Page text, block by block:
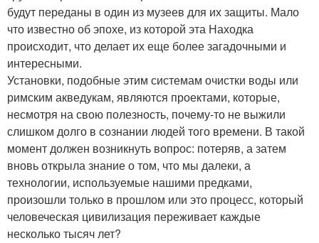
будут переданы в один из музеев для их защиты. Мало
что известно об эпохе, из которой эта Находка
происходит, что делает их еще более загадочными и
интересными.
Установки, подобные этим системам очистки воды или
римским акведукам, являются проектами, которые,
несмотря на свою полезность, почему-то не выжили
слишком долго в сознании людей того времени. В такой
момент должен возникнуть вопрос: потеряв, а затем
вновь открыла знание о том, что мы далеки, а
технологии, используемые нашими предками,
произошли только в прошлом или это процесс, который
человеческая цивилизация переживает каждые
несколько тысяч лет?